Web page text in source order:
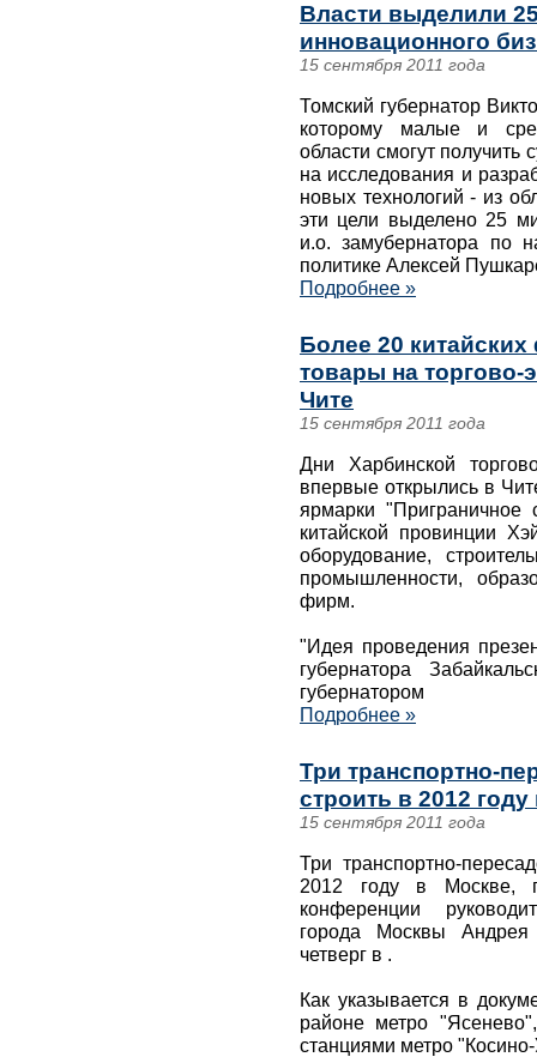
Власти выделили
инновационного
15 сентября 2011 года
Томский губернатор
которому малые и
области смогут получить
на исследования и
новых технологий - из
эти цели выделено 25
и.о. замубернатора по
политике Алексей
Подробнее »
Более 20
товары на торгово-
Чите
15 сентября 2011 года
Дни Харбинской
впервые открылись в
ярмарки "Приграничное
китайской провинции
оборудование,
промышленности,
фирм.
"Идея проведения
губернатора
губернатором
Подробнее »
Три транспортно-
строить в 2012
15 сентября 2011 года
Три транспортно-
2012 году в Москве,
конференции
города Москвы Андрея
четверг в .
Как указывается в
районе метро
станциями метро